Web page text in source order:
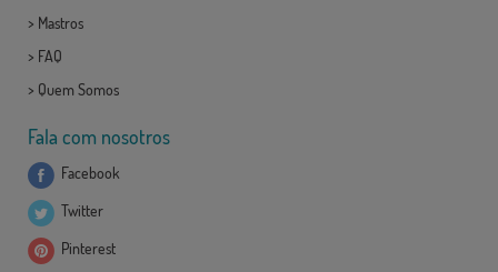
> Mastros
> FAQ
> Quem Somos
Fala com nosotros
Facebook
Twitter
Pinterest